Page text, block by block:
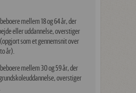
mellem 18 og 64 år, der
eller uddannelse, overstiger
som et gennemsnit over
år).
mellem 30 og 59 år, der
overstiger